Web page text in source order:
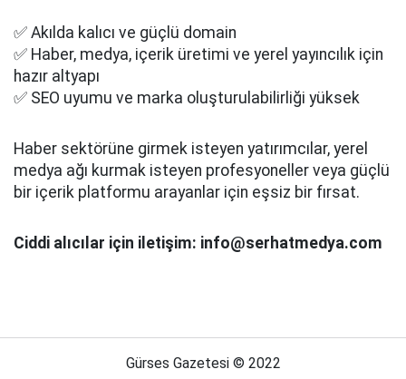
✅ Akılda kalıcı ve güçlü domain
✅ Haber, medya, içerik üretimi ve yerel yayıncılık için
hazır altyapı
✅ SEO uyumu ve marka oluşturulabilirliği yüksek
Haber sektörüne girmek isteyen yatırımcılar, yerel
medya ağı kurmak isteyen profesyoneller veya güçlü
bir içerik platformu arayanlar için eşsiz bir fırsat.
Ciddi alıcılar için iletişim: info@serhatmedya.com
Gürses Gazetesi © 2022